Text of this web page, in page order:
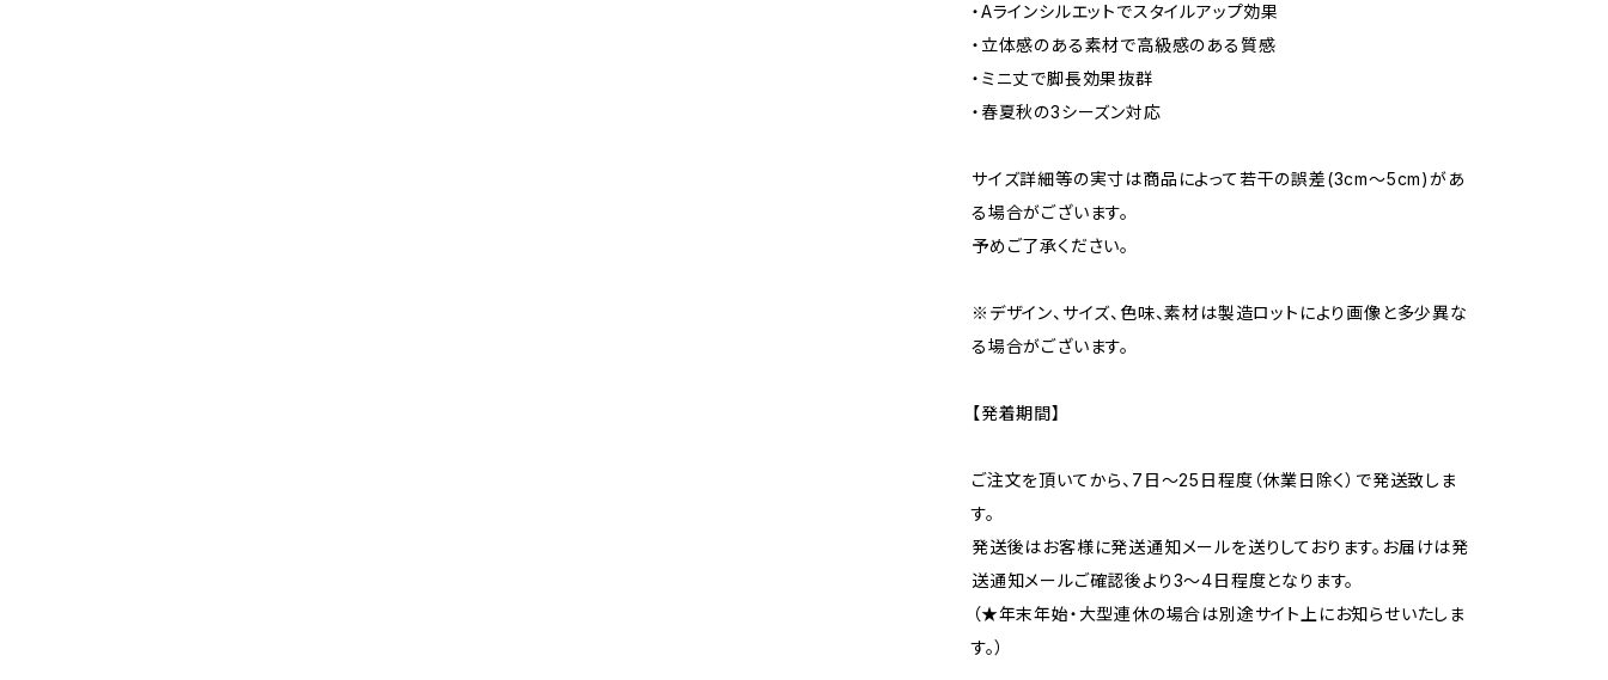
・Aラインシルエットでスタイルアップ効果
・立体感のある素材で高級感のある質感
・ミニ丈で脚長効果抜群
・春夏秋の3シーズン対応
サイズ詳細等の実寸は商品によって若干の誤差(3cm〜5cm)があ
る場合がございます。
予めご了承ください。
※デザイン、サイズ、色味、素材は製造ロットにより画像と多少異な
る場合がございます。
【発着期間】
ご注文を頂いてから、7日〜25日程度（休業日除く）で発送致しま
す。
発送後はお客様に発送通知メールを送りしております。お届けは発
送通知メールご確認後より3〜4日程度となります。
（★年末年始・大型連休の場合は別途サイト上にお知らせいたしま
す。）